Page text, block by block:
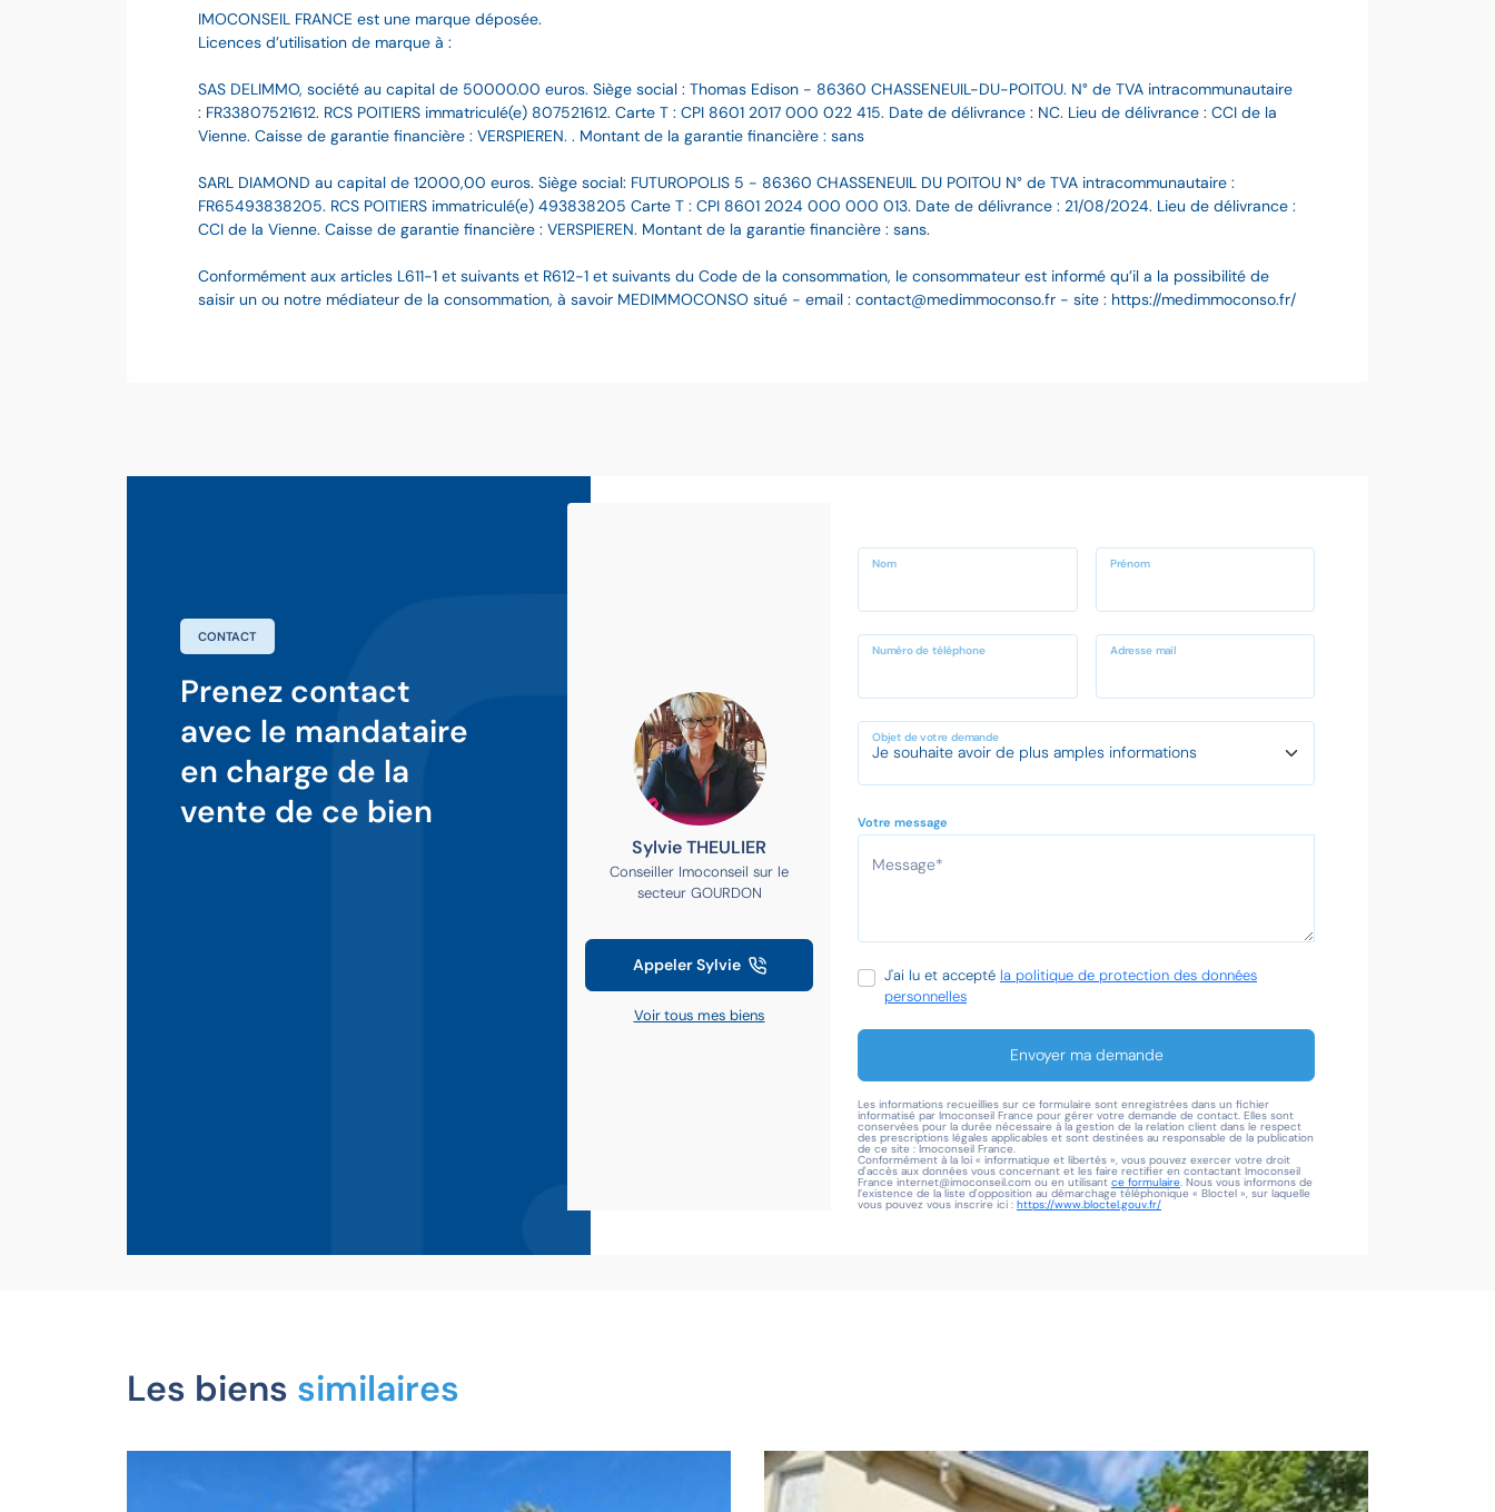
IMOCONSEIL FRANCE est une marque déposée.
Licences d’utilisation de marque à :
SAS DELIMMO, société au capital de 50000.00 euros. Siège social : Thomas Edison - 86360 CHASSENEUIL-DU-POITOU. N° de TVA intracommunautaire
: FR33807521612. RCS POITIERS immatriculé(e) 807521612. Carte T : CPI 8601 2017 000 022 415. Date de délivrance : NC. Lieu de délivrance : CCI de la
Vienne. Caisse de garantie financière : VERSPIEREN. . Montant de la garantie financière : sans
SARL DIAMOND au capital de 12000,00 euros. Siège social: FUTUROPOLIS 5 - 86360 CHASSENEUIL DU POITOU N° de TVA intracommunautaire :
FR65493838205. RCS POITIERS immatriculé(e) 493838205 Carte T : CPI 8601 2024 000 000 013. Date de délivrance : 21/08/2024. Lieu de délivrance :
CCI de la Vienne. Caisse de garantie financière : VERSPIEREN. Montant de la garantie financière : sans.
Conformément aux articles L611-1 et suivants et R612-1 et suivants du Code de la consommation, le consommateur est informé qu’il a la possibilité de
saisir un ou notre médiateur de la consommation, à savoir MEDIMMOCONSO situé - email : contact@medimmoconso.fr - site : https://medimmoconso.fr/
CONTACT
Prenez contact
avec le mandataire
en charge de la
vente de ce bien
Sylvie THEULIER
Conseiller Imoconseil sur le
secteur GOURDON
Appeler Sylvie
Voir tous mes biens
Nom Prénom
Numéro de téléphone Adresse mail
Objet de votre demande
Votre message
J'ai lu et accepté la politique de protection des données
personnelles
Envoyer ma demande
Les informations recueillies sur ce formulaire sont enregistrées dans un fichier
informatisé par Imoconseil France pour gérer votre demande de contact. Elles sont
conservées pour la durée nécessaire à la gestion de la relation client dans le respect
des prescriptions légales applicables et sont destinées au responsable de la publication
de ce site : Imoconseil France.
Conformément à la loi « informatique et libertés », vous pouvez exercer votre droit
d'accès aux données vous concernant et les faire rectifier en contactant Imoconseil
France internet@imoconseil.com ou en utilisant ce formulaire. Nous vous informons de
l’existence de la liste d'opposition au démarchage téléphonique « Bloctel », sur laquelle
vous pouvez vous inscrire ici : https://www.bloctel.gouv.fr/
Les biens similaires